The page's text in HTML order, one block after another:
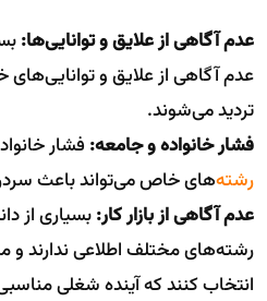
عدم آگاهی از علایق و توانایی‌ها:
عدم آگاهی از علایق و توانایی‌های
تردید می‌شوند.
فشار خانواده و جامعه: فشار
رشته‌های خاص می‌تواند باعث
عدم آگاهی از بازار کار:بسیاری از
رشته‌های مختلف اطلاعی ندارند
انتخاب کنند که آینده شغلی